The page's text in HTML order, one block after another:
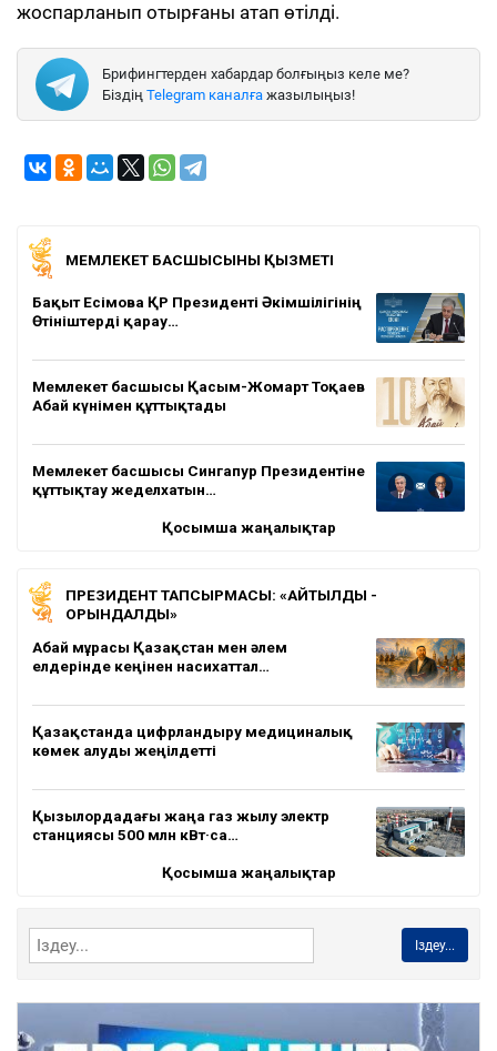
жоспарланып отырғаны атап өтілді.
Брифингтерден хабардар болғыңыз келе ме?
Біздің Telegram каналға жазылыңыз!
МЕМЛЕКЕТ БАСШЫСЫНЫҢ ҚЫЗМЕТІ
Бақыт Есімова ҚР Президенті Әкімшілігінің
Өтініштерді қарау…
Мемлекет басшысы Қасым-Жомарт Тоқаев
Абай күнімен құттықтады
Мемлекет басшысы Сингапур Президентіне
құттықтау жеделхатын…
Қосымша жаңалықтар
ПРЕЗИДЕНТ ТАПСЫРМАСЫ: «АЙТЫЛДЫ -
ОРЫНДАЛДЫ»
Абай мұрасы Қазақстан мен әлем
елдерінде кеңінен насихаттал…
Қазақстанда цифрландыру медициналық
көмек алуды жеңілдетті
Қызылордадағы жаңа газ жылу электр
станциясы 500 млн кВт·са…
Қосымша жаңалықтар
Іздеу...